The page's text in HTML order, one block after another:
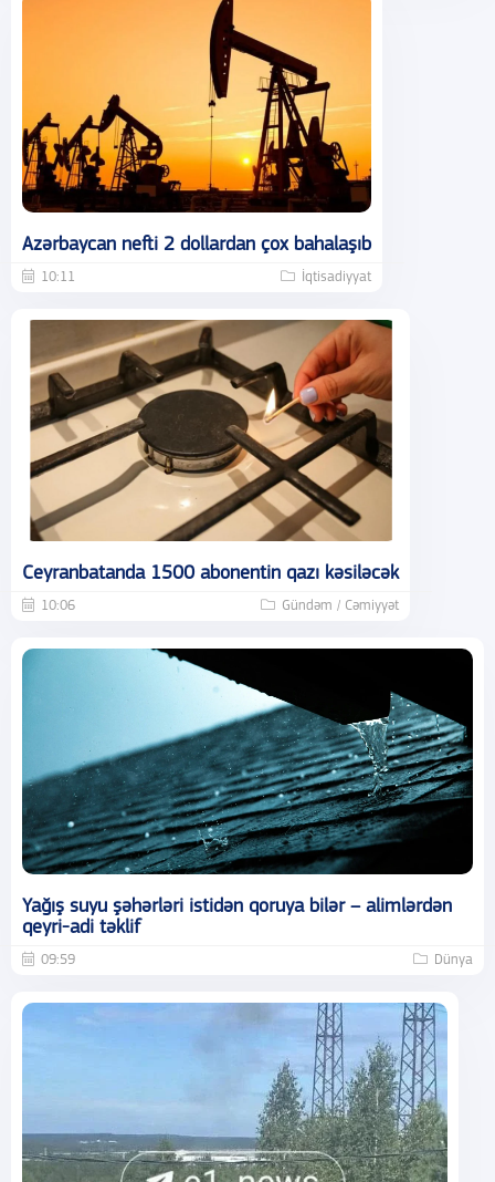
Azərbaycan nefti 2 dollardan çox bahalaşıb
10:11 İqtisadiyyat
Ceyranbatanda 1500 abonentin qazı kəsiləcək
10:06 Gündəm / Cəmiyyət
Yağış suyu şəhərləri istidən qoruya bilər – alimlərdən
qeyri-adi təklif
09:59 Dünya